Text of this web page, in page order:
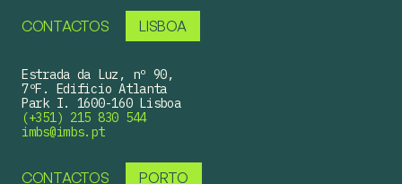
CONTACTOS LISBOA
Estrada da Luz, nº 90,
7ºF. Edificio Atlanta
Park I. 1600-160 Lisboa
(+351) 215 830 544
imbs@imbs.pt
CONTACTOS PORTO